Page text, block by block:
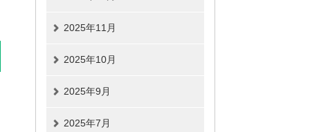
2025年11月
2025年10月
2025年9月
2025年7月